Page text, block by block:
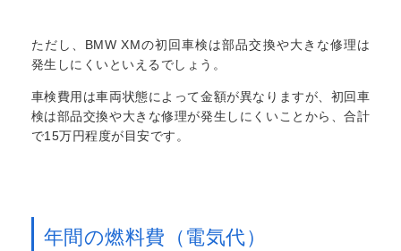
ただし、BMW XMの初回車検は部品交換や大きな修理は
発生しにくいといえるでしょう。
車検費用は車両状態によって金額が異なりますが、初回車
検は部品交換や大きな修理が発生しにくいことから、合計
で15万円程度が目安です。
年間の燃料費（電気代）